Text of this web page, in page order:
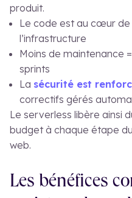
produit.
Le code est au cœur de
l’infrastructure
Moins de maintenance
sprints
La sécurité est
correctifs gérés
Le serverless libère ainsi
budget à chaque étape
web.
Les bénéfices